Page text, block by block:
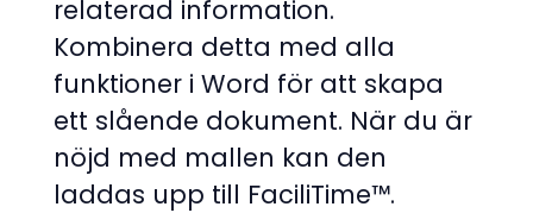
relaterad information.
Kombinera detta med alla
funktioner i Word för att skapa
ett slående dokument. När du är
nöjd med mallen kan den
laddas upp till FaciliTime™.